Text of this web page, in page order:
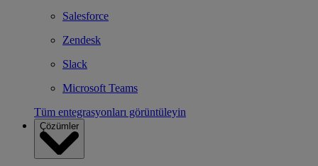
Salesforce
Zendesk
Slack
Microsoft Teams
Tüm entegrasyonları görüntüleyin
Çözümler